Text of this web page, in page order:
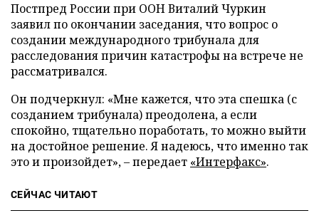
Постпред России при ООН Виталий Чуркин
заявил по окончании заседания, что вопрос о
создании международного трибунала для
расследования причин катастрофы на встрече не
рассматривался.
Он подчеркнул: «Мне кажется, что эта спешка (с
созданием трибунала) преодолена, а если
спокойно, тщательно поработать, то можно выйти
на достойное решение. Я надеюсь, что именно так
это и произойдет», – передает «Интерфакс».
СЕЙЧАС ЧИТАЮТ